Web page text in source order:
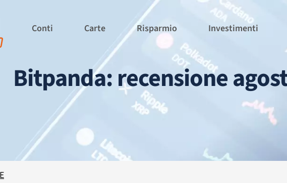
Conti Carte Risparmio Investimenti
Bitpanda: recensione